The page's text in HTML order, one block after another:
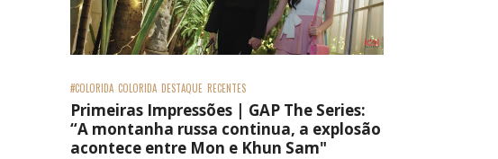
#COLORIDA COLORIDA DESTAQUE RECENTES
Primeiras Impressões | GAP The Series:
“A montanha russa continua, a explosão
acontece entre Mon e Khun Sam"